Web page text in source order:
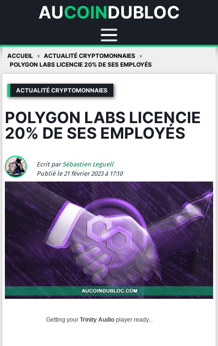
AUCOINDUBLOC
Skip
content
ACCUEIL
ACTUALITÉ CRYPTOMONNAIES
POLYGON LABS LICENCIE 20% DE SES EMPLOYÉS
ACTUALITÉ CRYPTOMONNAIES
POLYGON LABS LICENCIE
20% DE SES EMPLOYÉS
Ecrit parSébastien Leguell
Publié le 21 février 2023 à 17:10
Getting your Trinity Audio player ready...